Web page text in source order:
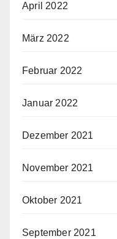
April 2022
März 2022
Februar 2022
Januar 2022
Dezember 2021
November 2021
Oktober 2021
September 2021